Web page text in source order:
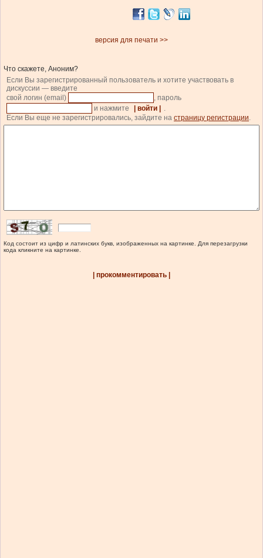
версия для печати >>
Что скажете, Аноним?
Если Вы зарегистрированный пользователь и хотите участвовать в
дискуссии — введите
свой логин (email)
, пароль
и нажмите
| войти |
.
Если Вы еще не зарегистрировались, зайдите на страницу регистрации.
Код состоит из цифр и латинских букв, изображенных на картинке. Для перезагрузки
кода кликните на картинке.
| прокомментировать |